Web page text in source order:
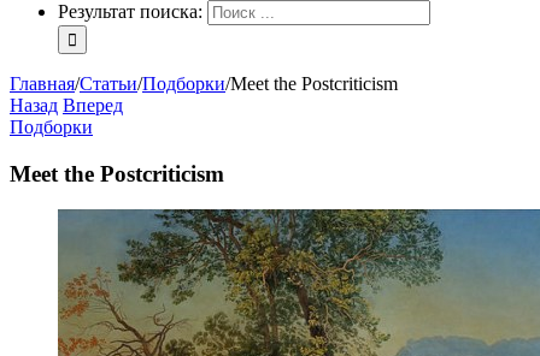
Результат поиска:
Главная/Статьи/Подборки/Meet the Postcriticism
Назад Вперед
Подборки
Meet the Postcriticism